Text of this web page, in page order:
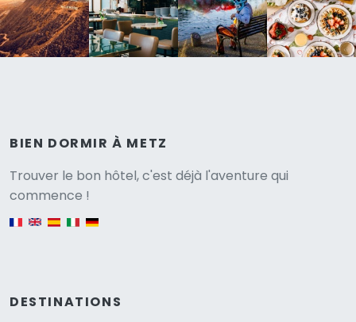
BIEN DORMIR À METZ
Trouver le bon hôtel, c'est déjà l'aventure qui
commence !
DESTINATIONS